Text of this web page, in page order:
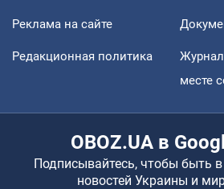
Реклама на сайте
Редакционная политика
месте
OBOZ.UA в
Подписывайтесь, чтобы быть
новостей Украины и